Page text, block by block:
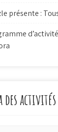
présente :
des activités